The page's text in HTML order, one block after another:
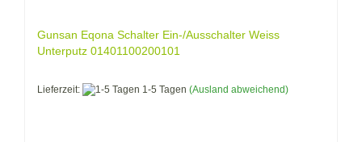
Gunsan Eqona Schalter Ein-/Ausschalter Weiss
Unterputz 01401100200101
Lieferzeit: 1-5 Tagen (Ausland abweichend)